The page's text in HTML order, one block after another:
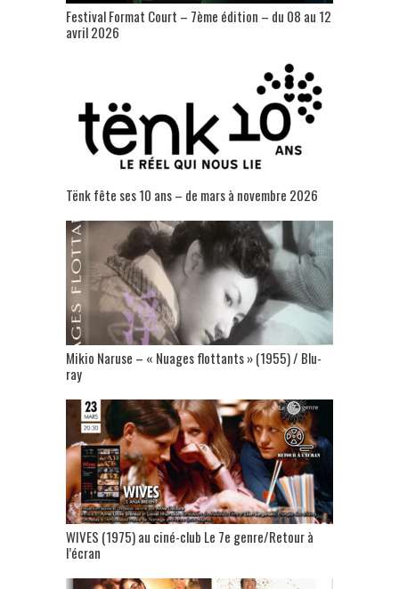
Festival Format Court – 7ème édition – du 08 au 12
avril 2026
Tënk fête ses 10 ans – de mars à novembre 2026
Mikio Naruse – « Nuages flottants » (1955) / Blu-
ray
WIVES (1975) au ciné-club Le 7e genre/Retour à
l’écran